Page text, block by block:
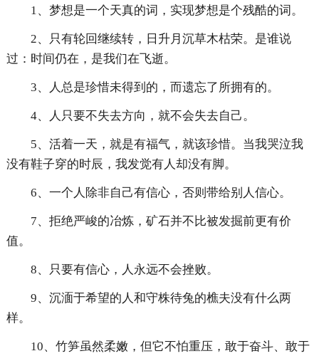
1、梦想是一个天真的词，实现梦想是个残酷的词。
2、只有轮回继续转，日升月沉草木枯荣。是谁说
过：时间仍在，是我们在飞逝。
3、人总是珍惜未得到的，而遗忘了所拥有的。
4、人只要不失去方向，就不会失去自己。
5、活着一天，就是有福气，就该珍惜。当我哭泣我
没有鞋子穿的时辰，我发觉有人却没有脚。
6、一个人除非自己有信心，否则带给别人信心。
7、拒绝严峻的冶炼，矿石并不比被发掘前更有价
值。
8、只要有信心，人永远不会挫败。
9、沉湎于希望的人和守株待兔的樵夫没有什么两
样。
10、竹笋虽然柔嫩，但它不怕重压，敢于奋斗、敢于